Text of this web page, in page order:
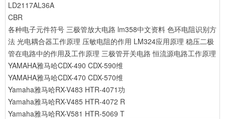
LD2117AL36A
CBR
各种电子元件符号 三极管放大电路 lm358中文资料 色环电阻识别方
法 光电耦合器工作原理 压敏电阻的作用 LM324应用原理 稳压二极
管在电路中的作用及工作原理 三极管开关电路 恒流源电路工作原理
YAMAHA雅马哈CDX-490 CDX-590维
YAMAHA雅马哈CDX-470 CDX-570维
Yamaha雅马哈RX-V483 HTR-4071功
Yamaha雅马哈RX-V485 HTR-4072 R
Yamaha雅马哈RX-V581 HTR-5069 T